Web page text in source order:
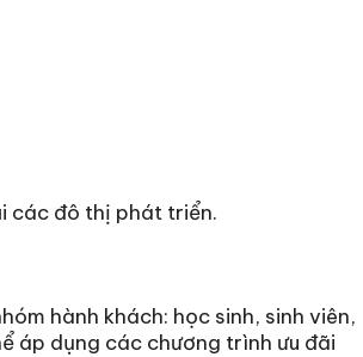
các đô thị phát triển.
hành khách: học sinh, sinh viên,
áp dụng các chương trình ưu đãi